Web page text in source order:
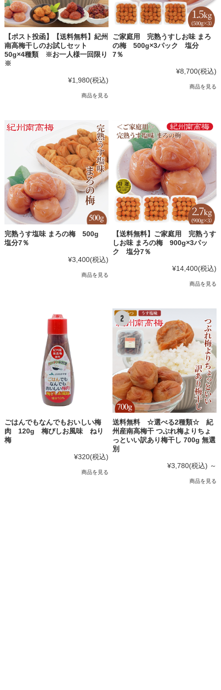
【ポスト投函】【送料無料】紀州
南高梅干しのお試しセット
50g×4種類 ※お一人様一回限り
※
¥1,980(税込)
商品を見る
ご家庭用 完熟うすしお味 まろ
の梅 500g×3パック 塩分
7％
¥8,700(税込)
商品を見る
完熟うす塩味 まろの梅 500g
塩分7％
¥3,400(税込)
商品を見る
【送料無料】ご家庭用 完熟うす
しお味 まろの梅 900g×3パッ
ク 塩分7％
¥14,400(税込)
商品を見る
ごはんでもなんでもおいしい梅
肉 120g 梅びしお風味 ねり
梅
¥320(税込)
商品を見る
送料無料 ☆選べる2種類☆ 紀
州産南高梅干 つぶれ梅よりちょ
っといい訳あり梅干し 700g 無選
別
¥3,780(税込) ～
商品を見る